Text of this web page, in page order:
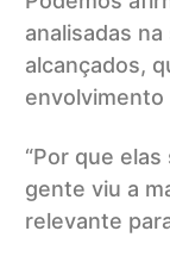
analisadas
alcançados,
envolvimento
“Por que
gente viu a
relevante